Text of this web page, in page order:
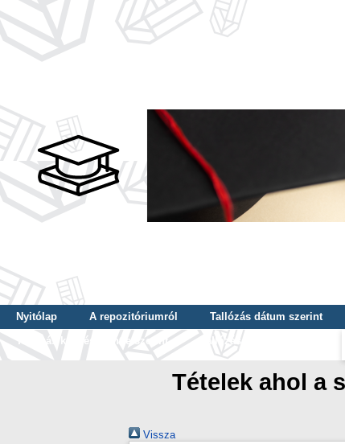
Nyitólap A repozitóriumról Tallózás dátum szerint
Tallózás képzés szintje szerint
Tallózás kulcsszó szerint
Tételek ahol a
Vissza